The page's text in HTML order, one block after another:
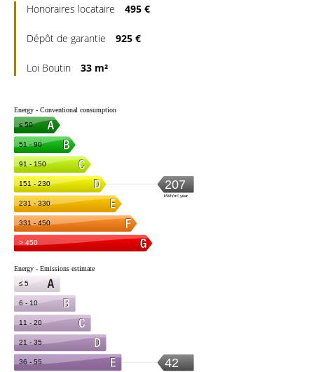
Honoraires locataire 495 €
Dépôt de garantie 925 €
Loi Boutin 33 m²